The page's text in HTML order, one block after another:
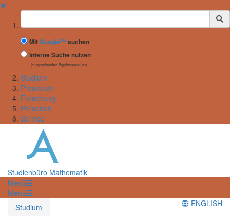
✖
Suchbegriff
MitGoogle™ suchen
Interne Suche nutzen
(eingeschränkte Ergebnisqualität)
Studium
Promotion
Forschung
Personen
Service
Studienbüro Mathematik
Menü
Menü
Studium
ENGLISH